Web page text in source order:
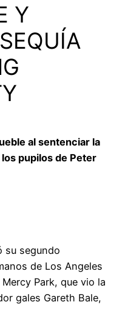
Y
al sentenciar la
pupilos de Peter
su segundo
de Los Angeles
Park, que vio la
gales Gareth Bale,